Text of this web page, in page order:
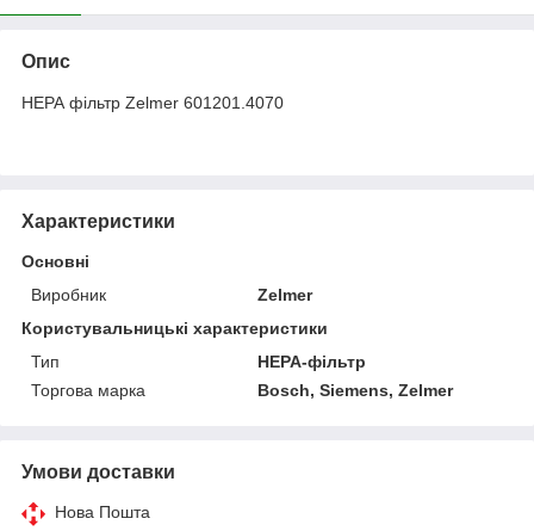
Опис
НЕРА фільтр Zelmer 601201.4070
Характеристики
Основні
Виробник
Zelmer
Користувальницькі характеристики
Тип
HEPA-фільтр
Торгова марка
Bosch, Siemens, Zelmer
Умови доставки
Нова Пошта